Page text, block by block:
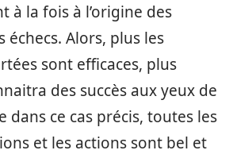
à la fois à l’origine des
échecs. Alors, plus les
sont efficaces, plus
des succès aux yeux de
dans ce cas précis, toutes les
et les actions sont bel et